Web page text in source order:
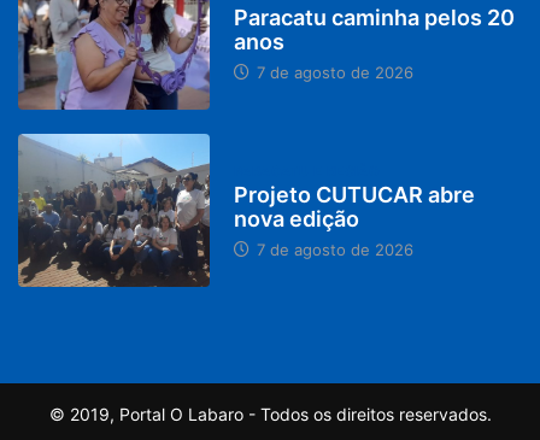
Paracatu caminha pelos 20
anos
7 de agosto de 2026
Projeto CUTUCAR abre
nova edição
7 de agosto de 2026
© 2019, Portal O Labaro - Todos os direitos reservados.